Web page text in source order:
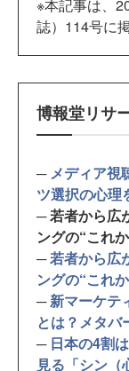
※本記事は、
誌）114号に
博報堂リサ
─メディア視
ツ選択の心理
─ 若者から広
ングの“これ
─若者から広
ングの“これ
─新マーケテ
とは？メタバ
─ 日本の4割
見る「シン（